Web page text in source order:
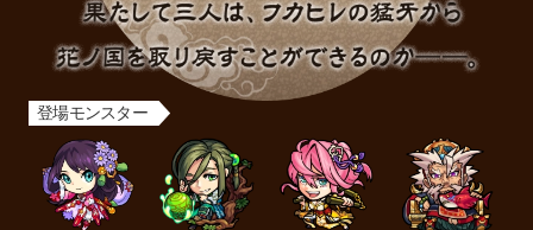
優しい花の香り立ち込める、仙郷の花ノ国。 姫である紫苑は、水仙、芙蓉らと共に、穏やかな日
登場モンスター